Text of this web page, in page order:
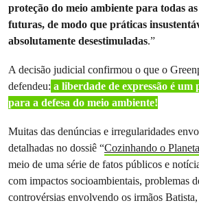
proteção do meio ambiente para todas
futuras, de modo que práticas
absolutamente desestimuladas.”
A decisão judicial confirmou o que o
defendeu: a liberdade de expressão é
para a defesa do meio ambiente!
Muitas das denúncias e irregularidades
detalhadas no dossiê “Cozinhando o Planeta
meio de uma série de fatos públicos e
com impactos socioambientais, problemas
controvérsias envolvendo os irmãos